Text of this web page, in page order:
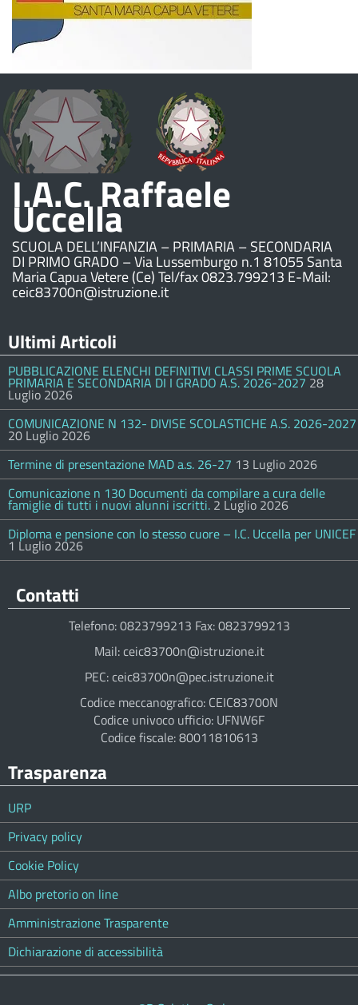
I.A.C. Raffaele
Uccella
SCUOLA DELL’INFANZIA – PRIMARIA – SECONDARIA
DI PRIMO GRADO – Via Lussemburgo n.1 81055 Santa
Maria Capua Vetere (Ce) Tel/fax 0823.799213 E-Mail:
ceic83700n@istruzione.it
Ultimi Articoli
PUBBLICAZIONE ELENCHI DEFINITIVI CLASSI PRIME SCUOLA
PRIMARIA E SECONDARIA DI I GRADO A.S. 2026-2027 28
Luglio 2026
COMUNICAZIONE N 132- DIVISE SCOLASTICHE A.S. 2026-2027
20 Luglio 2026
Termine di presentazione MAD a.s. 26-27 13 Luglio 2026
Comunicazione n 130 Documenti da compilare a cura delle
famiglie di tutti i nuovi alunni iscritti. 2 Luglio 2026
Diploma e pensione con lo stesso cuore – I.C. Uccella per UNICEF
1 Luglio 2026
Contatti
Telefono: 0823799213 Fax: 0823799213
Mail: ceic83700n@istruzione.it
PEC: ceic83700n@pec.istruzione.it
Codice meccanografico: CEIC83700N
Codice univoco ufficio: UFNW6F
Codice fiscale: 80011810613
Trasparenza
URP
Privacy policy
Cookie Policy
Albo pretorio on line
Amministrazione Trasparente
Dichiarazione di accessibilità